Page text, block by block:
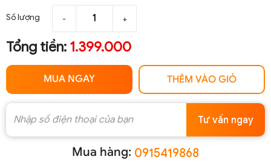
Số lượng - +
Tổng tiền: 1.399.000
MUA NGAY THÊM VÀO GIỎ
Tư vấn ngay
Mua hàng: 0915419868